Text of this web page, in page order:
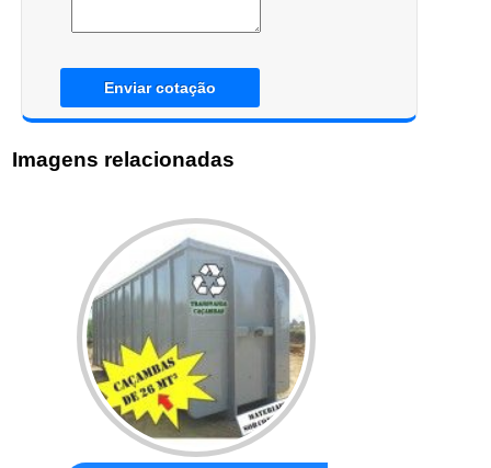
Enviar cotação
Imagens relacionadas